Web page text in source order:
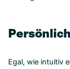
Egal, wie intuitiv